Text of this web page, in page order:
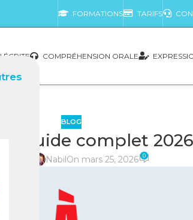
FORMATIONS TARIFS
ÉCRITE COMPRÉHENSION ORALE
BLOG
: Guide complet
NabilOn mars 25, 2026 0